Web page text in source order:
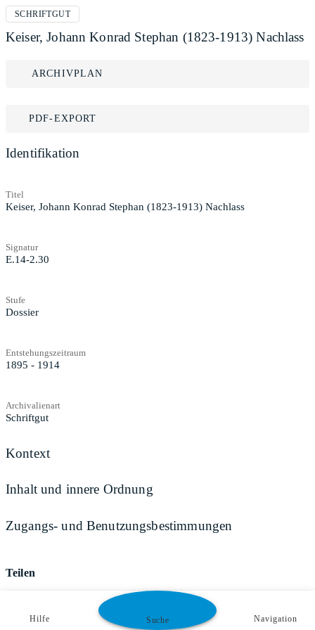
SCHRIFTGUT
Keiser, Johann Konrad Stephan (1823-1913) Nachlass
ARCHIVPLAN
PDF-EXPORT
Identifikation
Titel
Keiser, Johann Konrad Stephan (1823-1913) Nachlass
Signatur
E.14-2.30
Stufe
Dossier
Entstehungszeitraum
1895 - 1914
Archivalienart
Schriftgut
Kontext
Inhalt und innere Ordnung
Zugangs- und Benutzungsbestimmungen
Teilen
Hilfe Suche Navigation